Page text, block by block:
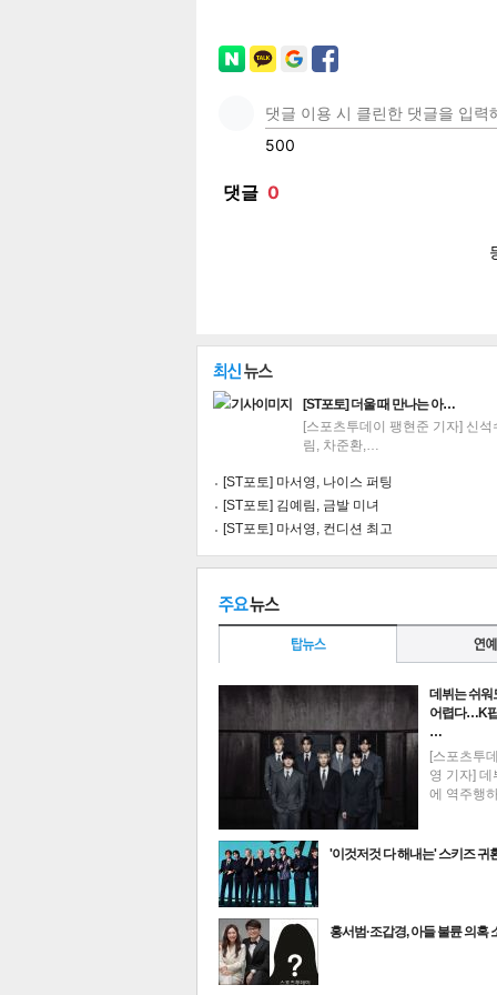
기
트위 카카
최신뉴스
[ST포토] 더울 때 만나는 아…
[스포츠투데이 팽현준 기자] 신석
림, 차준환,…
[ST포토] 마서영, 나이스 퍼팅
[ST포토] 김예림, 금발 미녀
[ST포토] 마서영, 컨디션 최고
데뷔는 쉬워
어렵다…K
…
[스포츠투
영 기자] 데
에 역주행
'이것저것 다 해내는' 스키즈
홍서범·조갑경, 아들 불륜 의혹